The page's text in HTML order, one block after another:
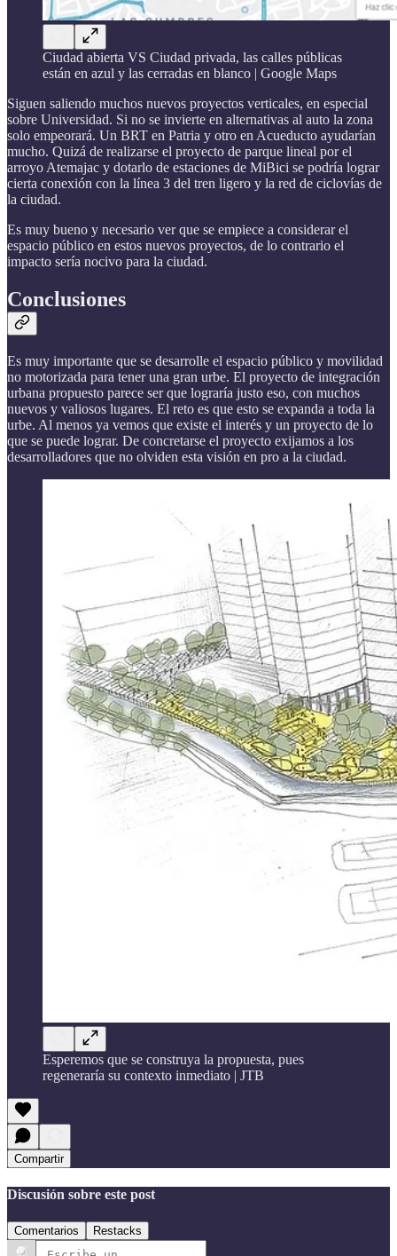
Ciudad abierta VS Ciudad privada, las calles públicas
están en azul y las cerradas en blanco | Google Maps
Siguen saliendo muchos nuevos proyectos verticales, en especial
sobre Universidad. Si no se invierte en alternativas al auto la zona
solo empeorará. Un BRT en Patria y otro en Acueducto ayudarían
mucho. Quizá de realizarse el proyecto de parque lineal por el
arroyo Atemajac y dotarlo de estaciones de MiBici se podría lograr
cierta conexión con la línea 3 del tren ligero y la red de ciclovías de
la ciudad.
Es muy bueno y necesario ver que se empiece a considerar el
espacio público en estos nuevos proyectos, de lo contrario el
impacto sería nocivo para la ciudad.
Conclusiones
Es muy importante que se desarrolle el espacio público y movilidad
no motorizada para tener una gran urbe. El proyecto de integración
urbana propuesto parece ser que lograría justo eso, con muchos
nuevos y valiosos lugares. El reto es que esto se expanda a toda la
urbe. Al menos ya vemos que existe el interés y un proyecto de lo
que se puede lograr. De concretarse el proyecto exijamos a los
desarrolladores que no olviden esta visión en pro a la ciudad.
Esperemos que se construya la propuesta, pues
regeneraría su contexto inmediato | JTB
Compartir
Discusión sobre este post
Comentarios Restacks